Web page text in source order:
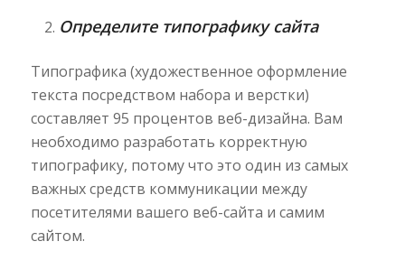
Определите типографику сайта
Типографика (художественное оформление
текста посредством набора и верстки)
составляет 95 процентов веб-дизайна. Вам
необходимо разработать корректную
типографику, потому что это один из самых
важных средств коммуникации между
посетителями вашего веб-сайта и самим
сайтом.